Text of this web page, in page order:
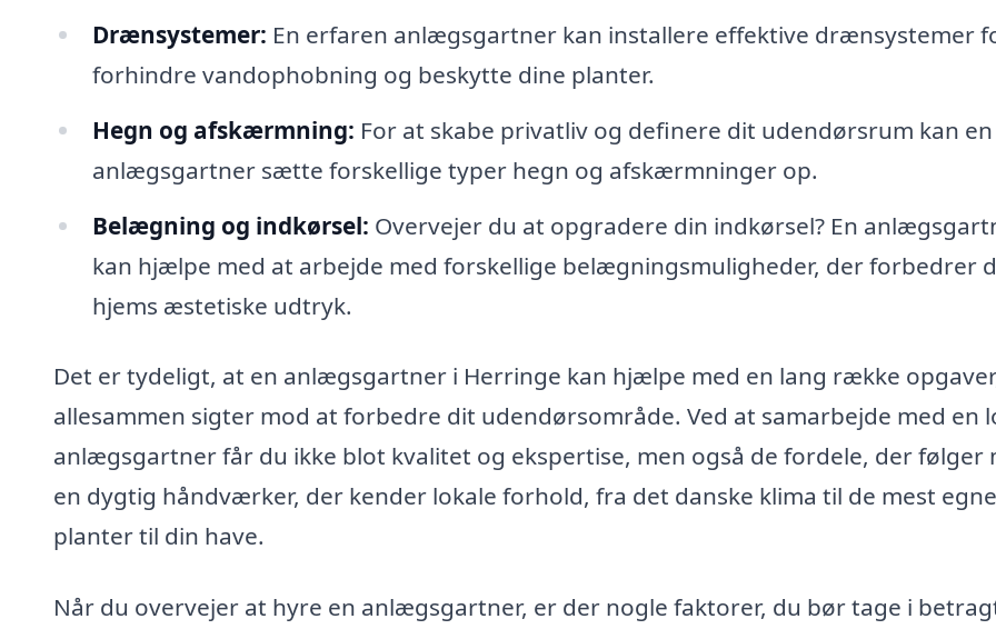
Drænsystemer: En erfaren anlægsgartner kan installere effektive drænsystemer
forhindre vandophobning og beskytte dine planter.
Hegn og afskærmning: For at skabe privatliv og definere dit udendørsrum kan en
anlægsgartner sætte forskellige typer hegn og afskærmninger op.
Belægning og indkørsel: Overvejer du at opgradere din indkørsel? En
kan hjælpe med at arbejde med forskellige belægningsmuligheder, der forbedrer
hjems æstetiske udtryk.
Det er tydeligt, at en anlægsgartner i Herringe kan hjælpe med en lang række
allesammen sigter mod at forbedre dit udendørsområde. Ved at samarbejde med en
anlægsgartner får du ikke blot kvalitet og ekspertise, men også de fordele, der følger
en dygtig håndværker, der kender lokale forhold, fra det danske klima til de mest
planter til din have.
Når du overvejer at hyre en anlægsgartner, er der nogle faktorer, du bør tage i